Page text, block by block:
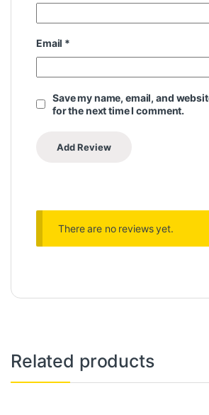
Email *
Save my name, email, and
for the next time I comment.
There are no reviews yet.
Related products